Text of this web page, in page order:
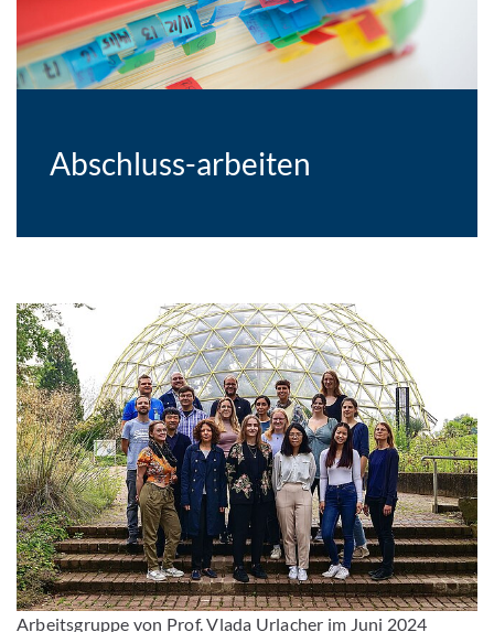
Abschluss-arbeiten
Arbeitsgruppe von Prof. Vlada Urlacher im Juni 2024